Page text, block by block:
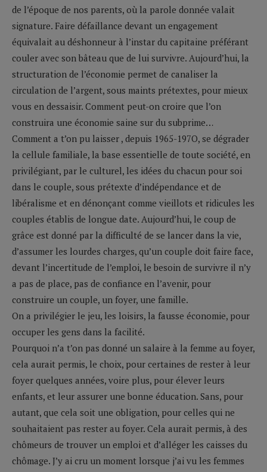
de l’époque de nos parents, où la parole donnée valait
signature. Faire défaillance devant un engagement
équivalait au déshonneur à l’instar du capitaine préférant
couler avec son bâteau que de lui survivre. Aujourd’hui, la
structuration de l’économie permet de canaliser la
circulation de l’argent, sous maints prétextes, pour mieux
vous en dessaisir. Comment peut-on croire que l’on
construira une économie saine sur du subprime…
Comment a t’on pu laisser , depuis 1965-197O, se dégrader
la cellule familiale, la base essentielle de toute société, en
privilégiant, par le culturel, les idées du chacun pour soi
dans le couple, sous prétexte d’indépendance et de
libéralisme et en dénonçant comme vieillots et ridicules les
couples établis de longue date. Aujourd’hui, le coup de
grâce est donné par la difficulté de se lancer dans la vie,
d’assumer les lourdes charges, qu’un couple doit faire face,
devant l’incertitude de l’emploi, le besoin de survivre il n’y
a pas de place, pas de confiance en l’avenir, pour
construire un couple, un foyer, une famille.
On a privilégier le jeu, les loisirs, la fausse économie, pour
occuper les gens dans la facilité.
Pourquoi n’a t’on pas donné un salaire à la femme au foyer,
cela aurait permis, le choix, pour certaines de rester à leur
foyer quelques années, voire plus, pour élever leurs
enfants, et leur assurer une bonne éducation. Sans, pour
autant, que cela soit une obligation, pour celles qui ne
souhaitaient pas rester au foyer. Cela aurait permis, à des
chômeurs de trouver un emploi et d’alléger les caisses du
chômage. J’y ai cru un moment lorsque j’ai vu les femmes